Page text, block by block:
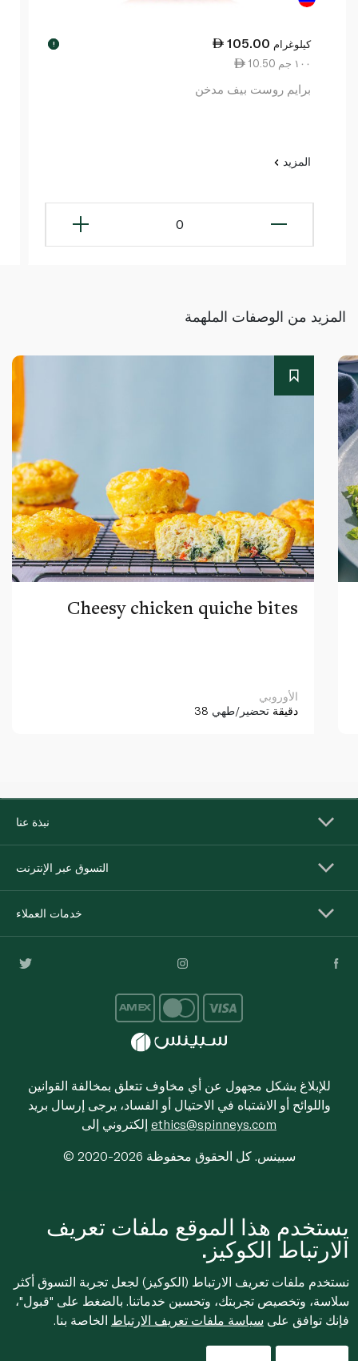
105.00 كيلوغرام !
10.50 ١٠٠ جم
برايم روست بيف مدخن
المزيد
0
المزيد من الوصفات الملهمة
Cheesy chicken quiche bites
الأوروبي
38 دقيقة تحضير/طهي
نبذة عنا
التسوق عبر الإنترنت
خدمات العملاء
للإبلاغ بشكل مجهول عن أي مخاوف تتعلق بمخالفة القوانين
واللوائح أو الاشتباه في الاحتيال أو الفساد، يرجى إرسال بريد
ethics@spinneys.com
© 2020-2026 سبينس. كل الحقوق محفوظة
يستخدم هذا الموقع ملفات تعريف
الارتباط الكوكيز.
نستخدم ملفات تعريف الارتباط (الكوكيز) لجعل تجربة التسوق أكثر
سلاسة، وتخصيص تجربتك، وتحسين خدماتنا. بالضغط على "قبول"،
فإنك توافق على سياسة ملفات تعريف الارتباط الخاصة بنا.